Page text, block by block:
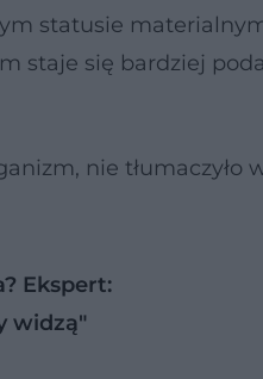
statusie
staje się bardziej
nie tłumaczyło
Ekspert:
widzą"